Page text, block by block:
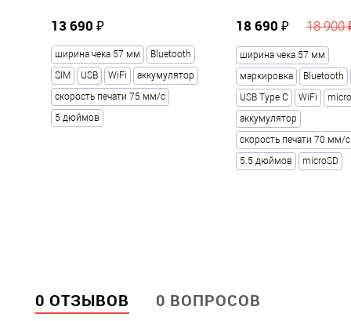
13 690 ₽
ширина чека 57 мм
Bluetooth
SIM
USB WiFi
аккумулятор
скорость печати 75 мм/с
5 дюймов
18 690 ₽ 18 900
ширина чека 57 мм
маркировка
Bluetooth
USB Type С
WiFi
аккумулятор
скорость печати 70 мм/с
5.5 дюймов
microSD
0 ОТЗЫВОВ 0 ВОПРОСОВ